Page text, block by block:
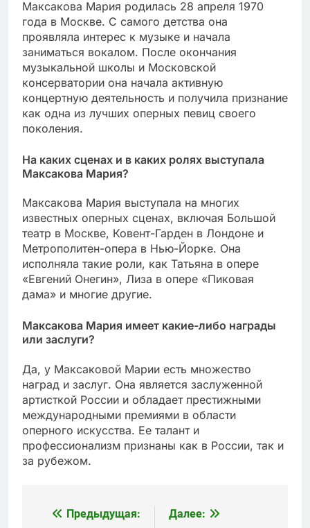
Максакова Мария родилась 28 апреля 1970
года в Москве. С самого детства она
проявляла интерес к музыке и начала
заниматься вокалом. После окончания
музыкальной школы и Московской
консерватории она начала активную
концертную деятельность и получила признание
как одна из лучших оперных певиц своего
поколения.
На каких сценах и в каких ролях выступала
Максакова Мария?
Максакова Мария выступала на многих
известных оперных сценах, включая Большой
театр в Москве, Ковент-Гарден в Лондоне и
Метрополитен-опера в Нью-Йорке. Она
исполняла такие роли, как Татьяна в опере
«Евгений Онегин», Лиза в опере «Пиковая
дама» и многие другие.
Максакова Мария имеет какие-либо награды
или заслуги?
Да, у Максаковой Марии есть множество
наград и заслуг. Она является заслуженной
артисткой России и обладает престижными
международными премиями в области
оперного искусства. Ее талант и
профессионализм признаны как в России, так и
за рубежом.
Навигация
Предыдущая:
Далее: